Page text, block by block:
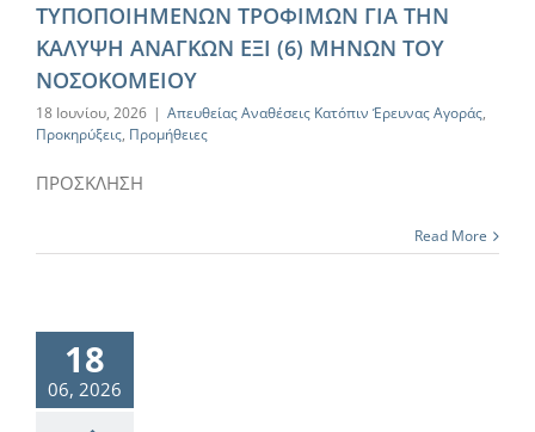
ΤΥΠΟΠΟΙΗΜΕΝΩΝ ΤΡΟΦΙΜΩΝ ΓΙΑ ΤΗΝ
ΚΑΛΥΨΗ ΑΝΑΓΚΩΝ ΕΞΙ (6) ΜΗΝΩΝ ΤΟΥ
ΝΟΣΟΚΟΜΕΙΟΥ
18 Ιουνίου, 2026 | Απευθείας Αναθέσεις Κατόπιν Έρευνας Αγοράς,
Προκηρύξεις, Προμήθειες
ΠΡΟΣΚΛΗΣΗ
Read More
18
06, 2026